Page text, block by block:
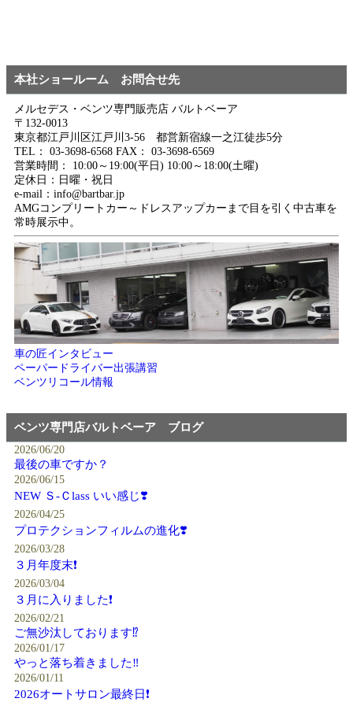
本社ショールーム お問合せ先
メルセデス・ベンツ専門販売店 バルトベーア
〒132-0013
東京都江戸川区江戸川3-56 都営新宿線一之江徒歩5分
TEL： 03-3698-6568 FAX： 03-3698-6569
営業時間： 10:00～19:00(平日) 10:00～18:00(土曜)
定休日：日曜・祝日
e-mail：info@bartbar.jp
AMGコンプリートカー～ドレスアップカーまで目を引く中古車を
常時展示中。
車の匠インタビュー
ペーパードライバー出張講習
ベンツリコール情報
ベンツ専門店バルトベーア ブログ
2026/06/20
最後の車ですか？
2026/06/15
NEW Ｓ-Ｃlass いい感じ❣️
2026/04/25
プロテクションフィルムの進化❣️
2026/03/28
３月年度末❗️
2026/03/04
３月に入りました❗️
2026/02/21
ご無沙汰しております⁉️
2026/01/17
やっと落ち着きました‼️
2026/01/11
2026オートサロン最終日❗️